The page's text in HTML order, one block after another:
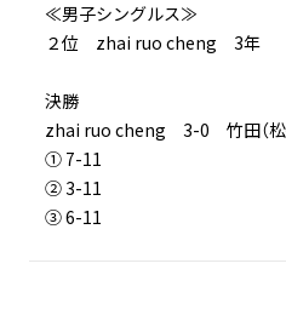
≪男子シングルス≫
２位 zhai ruo cheng 3年
決勝
zhai ruo cheng 3-0 竹田（松
① 7-11
② 3-11
③ 6-11